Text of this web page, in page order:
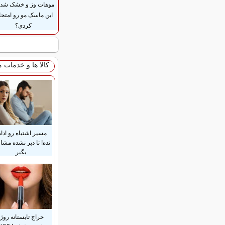
موهات وز و خشک
این ماسک مو رو
کردی؟
کالا ها و خدمات
مسیر اشتباه رو
نده! تا دیر نشده
بگیر
حراج تابستانه